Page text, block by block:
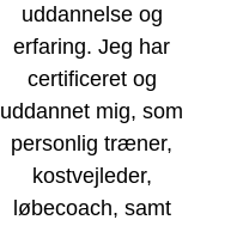
uddannelse og
erfaring. Jeg har
certificeret og
uddannet mig, som
personlig træner,
kostvejleder,
løbecoach, samt